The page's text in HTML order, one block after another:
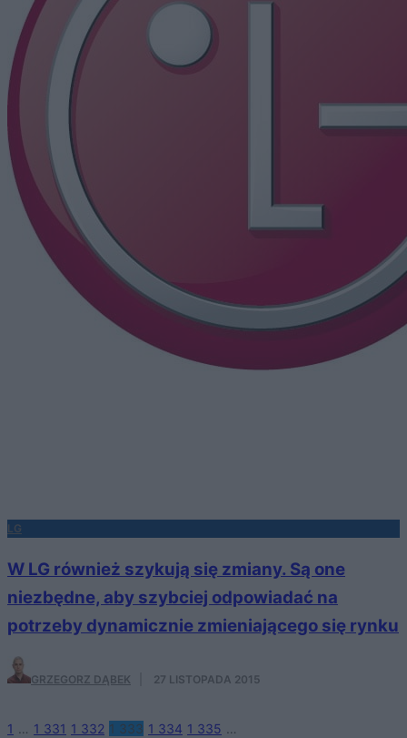
LG
W LG również szykują się zmiany. Są one
niezbędne, aby szybciej odpowiadać na
potrzeby dynamicznie zmieniającego się rynku
GRZEGORZ DĄBEK 27 LISTOPADA 2015
1 … 1 331 1 332 1 333 1 334 1 335 …